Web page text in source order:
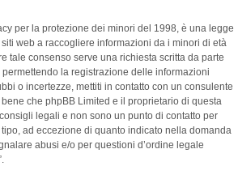
per la protezione dei minori del 1998, è una legge
web a raccogliere informazioni da i minori di età
tale consenso serve una richiesta scritta da parte
la registrazione delle informazioni
o incertezze, mettiti in contatto con un consulente
che phpBB Limited e il proprietario di questa
legali e non sono un punto di contatto per
ad eccezione di quanto indicato nella domanda
abusi e/o per questioni d’ordine legale